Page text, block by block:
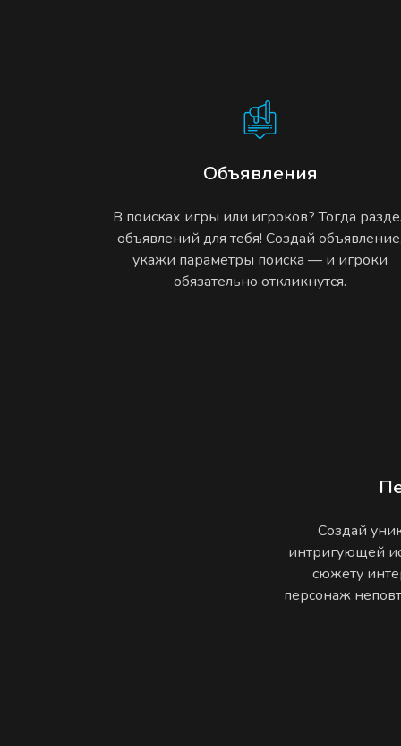
Объявления
В поисках игры или игроков? Тогда
объявлений для тебя! Создай
укажи параметры поиска — и игроки
обязательно откликнутся.
Создай
интригующей
сюжету
персонаж